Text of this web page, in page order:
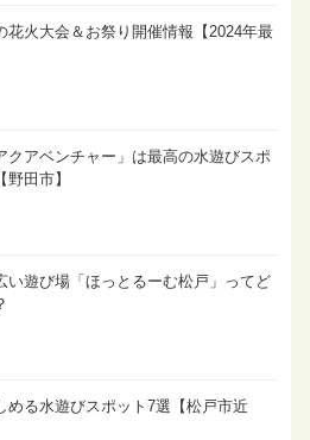
花火大会＆お祭り開催情報【2024年最
クアベンチャー」は最高の水遊びスポ
野田市】
い遊び場「ほっとるーむ松戸」ってど
める水遊びスポット7選【松戸市近